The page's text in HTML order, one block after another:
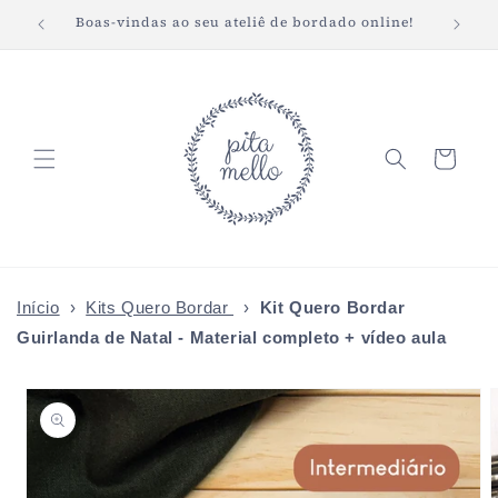
para oBoas-vindas ao seu ateliê de bordado online!
Carrinho
Início › Kits Quero Bordar ›
Kit Quero Bordar
Guirlanda de Natal - Material completo + vídeo aula
as
informações
do produto